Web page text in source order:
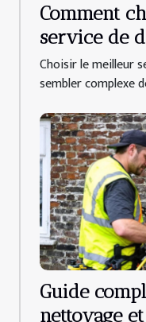
Comment
service de
besoins ?
Choisir le meilleur
sembler complexe
Guide
nettoyage